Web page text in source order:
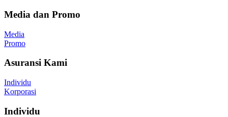
Media dan Promo
Media
Promo
Asuransi Kami
Individu
Korporasi
Individu